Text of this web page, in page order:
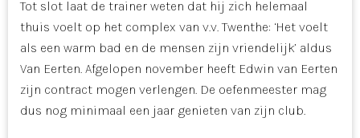
Tot slot laat de trainer weten dat hij zich helemaal
thuis voelt op het complex van v.v. Twenthe: ‘Het voelt
als een warm bad en de mensen zijn vriendelijk’ aldus
Van Eerten. Afgelopen november heeft Edwin van Eerten
zijn contract mogen verlengen. De oefenmeester mag
dus nog minimaal een jaar genieten van zijn club.